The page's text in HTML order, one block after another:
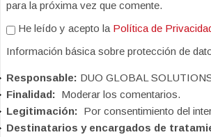
para la próxima vez que comente.
He leído y acepto la Política de
Información básica sobre protección de
Responsable: DUO GLOBAL
Finalidad: Moderar los comentarios.
Legitimación: Por consentimiento del
Destinatarios y encargados de